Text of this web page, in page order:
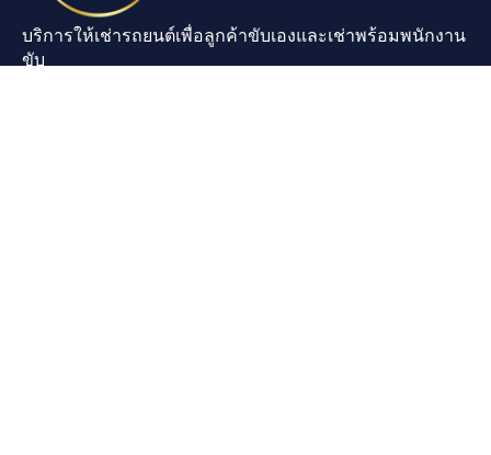
บริการให้เช่ารถยนต์เพื่อลูกค้าขับเองและเช่าพร้อมพนักงาน
ขับ